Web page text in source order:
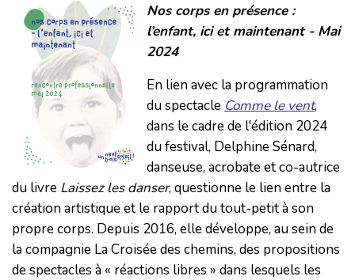
Nos corps en présence :
l’enfant, ici et maintenant - Mai
2024
En lien avec la programmation
du spectacle Comme le vent,
dans le cadre de l'édition 2024
du festival, Delphine Sénard,
danseuse, acrobate et co-autrice
du livre Laissez les danser, questionne le lien entre la
création artistique et le rapport du tout-petit à son
propre corps. Depuis 2016, elle développe, au sein de
la compagnie La Croisée des chemins, des propositions
de spectacles à « réactions libres » dans lesquels les